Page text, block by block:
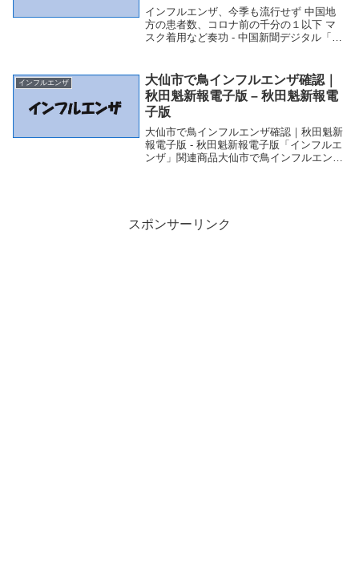
中国新聞デジタル
インフルエンザ、今季も流行せず 中国地
方の患者数、コロナ前の千分の１以下 マ
スク着用など奏功 - 中国新聞デジタル「イ
ナ前の千分の１以下 マスク着用など奏功 -
中...
インフルエンザ
大仙市で鳥インフルエンザ確認｜
秋田魁新報電子版 – 秋田魁新報電
子版
大仙市で鳥インフルエンザ確認｜秋田魁新
報電子版 - 秋田魁新報電子版「インフルエ
ンザ」関連商品大仙市で鳥インフルエンザ
スポンサーリンク